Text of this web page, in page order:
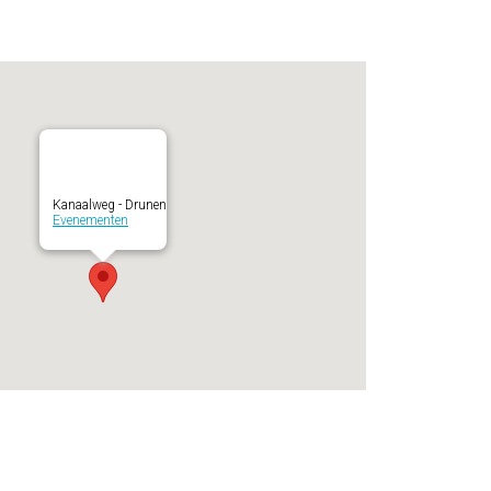
Kanaalweg - Drunen
Evenementen